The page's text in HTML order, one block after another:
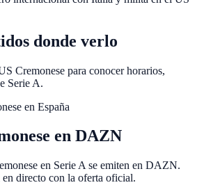
donde verlo
Cremonese para conocer horarios,
Serie A.
en España
en DAZN
en Serie A se emiten en DAZN.
directo con la oferta oficial.